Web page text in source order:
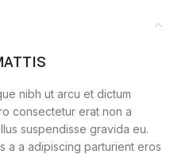
nibh ut arcu et dictum
consectetur erat non a
suspendisse gravida eu.
a a adipiscing parturient eros